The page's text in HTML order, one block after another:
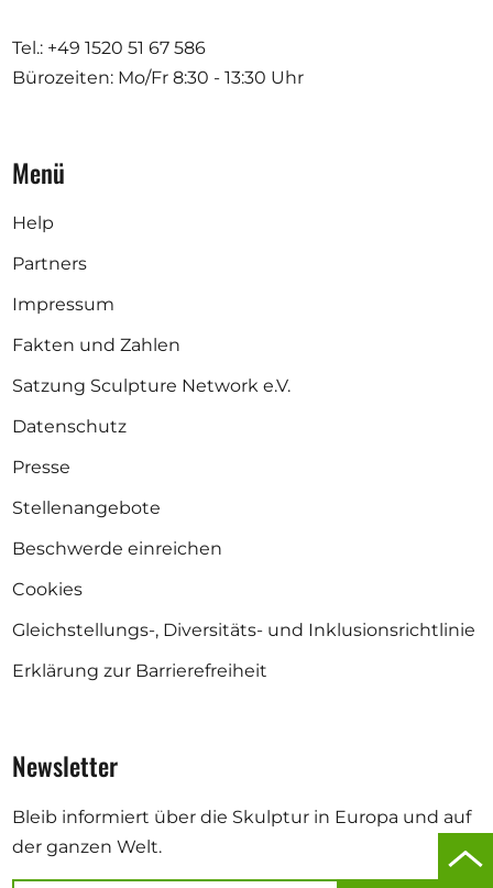
Tel.: +49 1520 51 67 586
Bürozeiten: Mo/Fr 8:30 - 13:30 Uhr
Menü
Help
Partners
Impressum
Fakten und Zahlen
Satzung Sculpture Network e.V.
Datenschutz
Presse
Stellenangebote
Beschwerde einreichen
Cookies
Gleichstellungs-, Diversitäts- und Inklusionsrichtlinie
Erklärung zur Barrierefreiheit
Newsletter
Bleib informiert über die Skulptur in Europa und auf
der ganzen Welt.